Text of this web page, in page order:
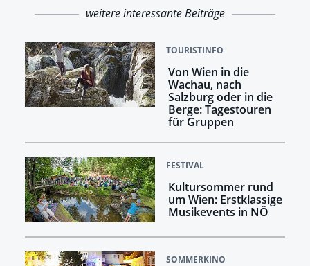
weitere interessante Beiträge
TOURISTINFO
Von Wien in die
Wachau, nach
Salzburg oder in die
Berge: Tagestouren
für Gruppen
FESTIVAL
Kultursommer rund
um Wien: Erstklassige
Musikevents in NÖ
SOMMERKINO